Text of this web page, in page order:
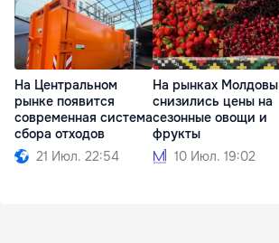
На Центральном
рынке появится
современная система
сбора отходов
21 Июл. 22:54
На рынках Молдовы
снизились цены на
сезонные овощи и
фрукты
10 Июл. 19:02